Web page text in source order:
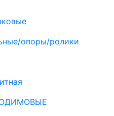
опоры/ролики